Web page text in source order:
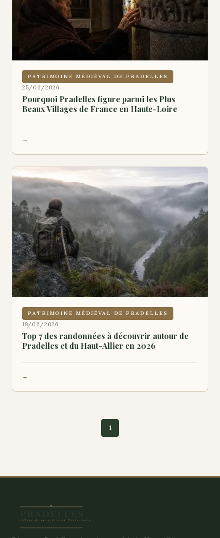
PATRIMOINE MÉDIÉVAL DE PRADELLES
25/06/2026
Pourquoi Pradelles figure parmi les Plus
Beaux Villages de France en Haute-Loire
PATRIMOINE MÉDIÉVAL DE PRADELLES
19/06/2026
Top 7 des randonnées à découvrir autour de
Pradelles et du Haut-Allier en 2026
1